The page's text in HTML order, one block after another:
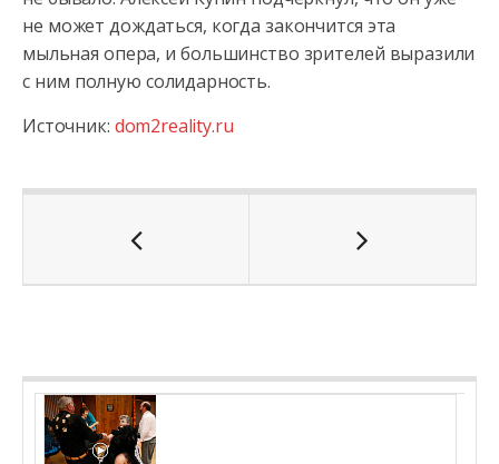
не может дождаться, когда закончится эта
мыльная опера, и большинство зрителей выразили
с ним полную солидарность.
Источник: dom2reality.ru